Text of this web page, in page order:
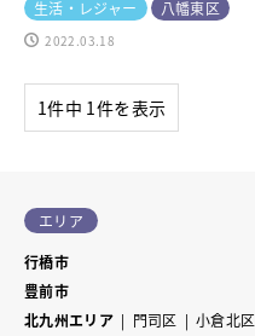
生活・レジャー 八幡東区
2022.03.18
1件中 1件を表示
エリア
行橋市
豊前市
北九州エリア
門司区 小倉北区